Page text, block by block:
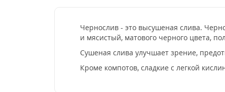
Чернослив - это высушеная слива.
и мясистый, матового черного цвета,
Сушеная слива улучшает зрение,
Кроме компотов, сладкие с легкой